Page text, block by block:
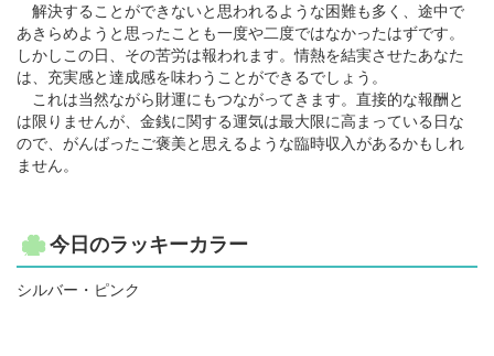
解決することができないと思われるような困難も多く、途中で
あきらめようと思ったことも一度や二度ではなかったはずです。
しかしこの日、その苦労は報われます。情熱を結実させたあなた
は、充実感と達成感を味わうことができるでしょう。
これは当然ながら財運にもつながってきます。直接的な報酬と
は限りませんが、金銭に関する運気は最大限に高まっている日な
ので、がんばったご褒美と思えるような臨時収入があるかもしれ
ません。
今日のラッキーカラー
シルバー・ピンク